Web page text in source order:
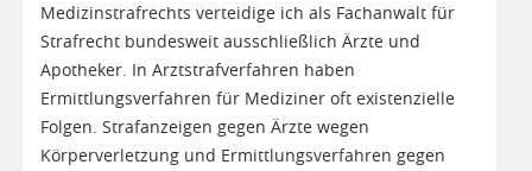
Medizinstrafrechts verteidige ich als Fachanwalt für
Strafrecht bundesweit ausschließlich Ärzte und
Apotheker. In Arztstrafverfahren haben
Ermittlungsverfahren für Mediziner oft existenzielle
Folgen. Strafanzeigen gegen Ärzte wegen
Körperverletzung und Ermittlungsverfahren gegen